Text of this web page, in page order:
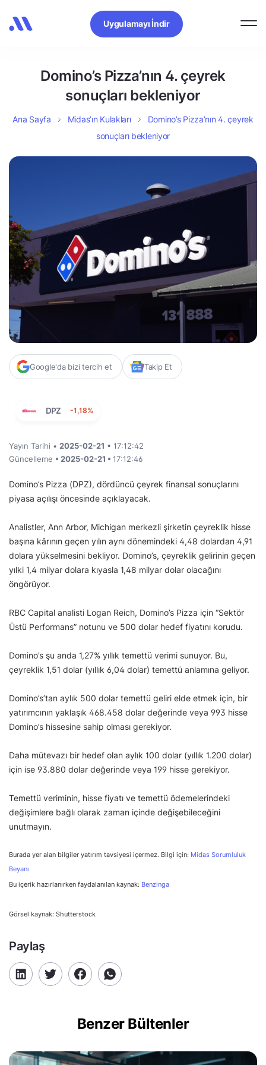
Uygulamayı İndir
Domino’s Pizza’nın 4. çeyrek
sonuçları bekleniyor
Ana Sayfa Midas’ın Kulakları
Domino’s Pizza’nın 4. çeyrek
sonuçları bekleniyor
Google'da bizi tercih et Takip Et
DPZ -1,18%
Yayın Tarihi • 2025-02-21 • 17:12:42
Güncelleme • 2025-02-21 • 17:12:46
Domino’s Pizza (DPZ), dördüncü çeyrek finansal sonuçlarını
piyasa açılışı öncesinde açıklayacak.
Analistler, Ann Arbor, Michigan merkezli şirketin çeyreklik hisse
başına kârının geçen yılın aynı dönemindeki 4,48 dolardan 4,91
dolara yükselmesini bekliyor. Domino’s, çeyreklik gelirinin geçen
yılki 1,4 milyar dolara kıyasla 1,48 milyar dolar olacağını
öngörüyor.
RBC Capital analisti Logan Reich, Domino’s Pizza için “Sektör
Üstü Performans” notunu ve 500 dolar hedef fiyatını korudu.
Domino’s şu anda 1,27% yıllık temettü verimi sunuyor. Bu,
çeyreklik 1,51 dolar (yıllık 6,04 dolar) temettü anlamına geliyor.
Domino’s’tan aylık 500 dolar temettü geliri elde etmek için, bir
yatırımcının yaklaşık 468.458 dolar değerinde veya 993 hisse
Domino’s hissesine sahip olması gerekiyor.
Daha mütevazı bir hedef olan aylık 100 dolar (yıllık 1.200 dolar)
için ise 93.880 dolar değerinde veya 199 hisse gerekiyor.
Temettü veriminin, hisse fiyatı ve temettü ödemelerindeki
değişimlere bağlı olarak zaman içinde değişebileceğini
unutmayın.
Burada yer alan bilgiler yatırım tavsiyesi içermez. Bilgi için: Midas Sorumluluk
Beyanı
Bu içerik hazırlanırken faydalanılan kaynak: Benzinga
Görsel kaynak: Shutterstock
Paylaş
Benzer Bültenler